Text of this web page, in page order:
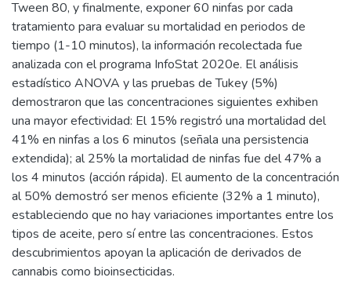
Tween 80, y finalmente, exponer 60 ninfas por cada
tratamiento para evaluar su mortalidad en periodos de
tiempo (1-10 minutos), la información recolectada fue
analizada con el programa InfoStat 2020e. El análisis
estadístico ANOVA y las pruebas de Tukey (5%)
demostraron que las concentraciones siguientes exhiben
una mayor efectividad: El 15% registró una mortalidad del
41% en ninfas a los 6 minutos (señala una persistencia
extendida); al 25% la mortalidad de ninfas fue del 47% a
los 4 minutos (acción rápida). El aumento de la concentración
al 50% demostró ser menos eficiente (32% a 1 minuto),
estableciendo que no hay variaciones importantes entre los
tipos de aceite, pero sí entre las concentraciones. Estos
descubrimientos apoyan la aplicación de derivados de
cannabis como bioinsecticidas.